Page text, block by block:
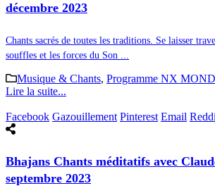
décembre 2023
Chants sacrés de toutes les traditions. Se laisser
souffles et les forces du Son ...
Musique & Chants, Programme NX
Lire la suite...
Facebook Gazouillement Pinterest Email
Bhajans Chants méditatifs avec
septembre 2023